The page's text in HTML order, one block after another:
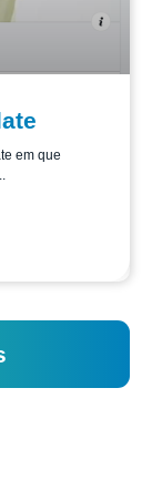
em que